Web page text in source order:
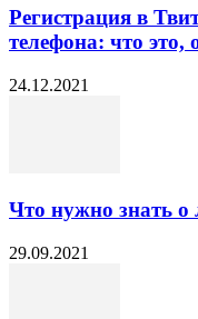
Регистрация в
телефона: что это,
24.12.2021
Что нужно знать о
29.09.2021